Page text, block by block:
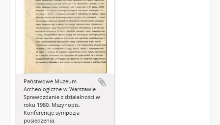
Państwowe Muzeum
Archeologiczne w Warszawie.
Sprawozdanie z działalności w
roku 1980. Mszynopis.
Konferencje sympozja
posiedzenia.